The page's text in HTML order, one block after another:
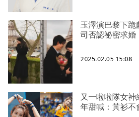
玉澤演巴黎下
司否認祕密求婚
2025.02.05 15:08
又一啦啦隊女
年甜喊：黃衫不